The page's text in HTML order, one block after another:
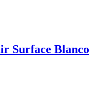
Surface Blanco